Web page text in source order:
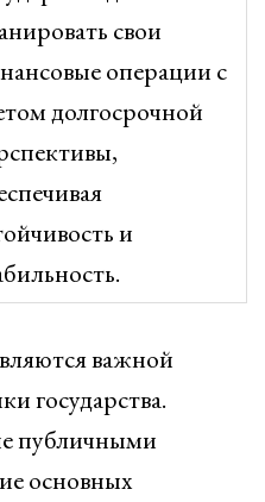
свои
операции с
долгосрочной
и
важной
государства.
публичными
основных